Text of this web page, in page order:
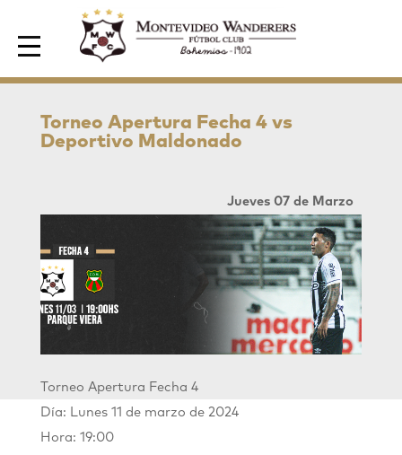
Area de Socios
Torneo Apertura Fecha 4 vs
Deportivo Maldonado
Jueves 07 de Marzo
Torneo Apertura Fecha 4
Día: Lunes 11 de marzo de 2024
Hora: 19:00